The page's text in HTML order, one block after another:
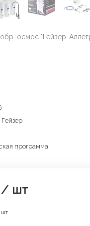
осмос "Гейзер-
Гейзер
программа
/ шт
шт